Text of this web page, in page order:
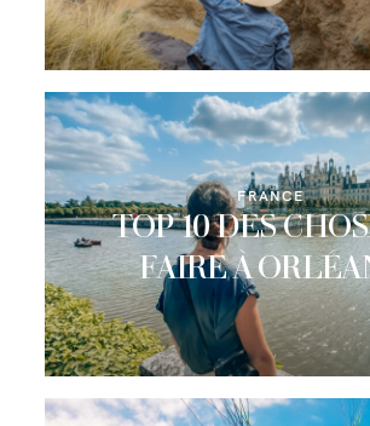
CONTACT
FRANCE
TOP 10 DES
FAIRE À